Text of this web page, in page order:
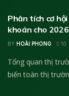
Phân tích cơ
khoán cho 2026
BY HOÀI PHONG 10
Tổng quan thị
biến toàn thị